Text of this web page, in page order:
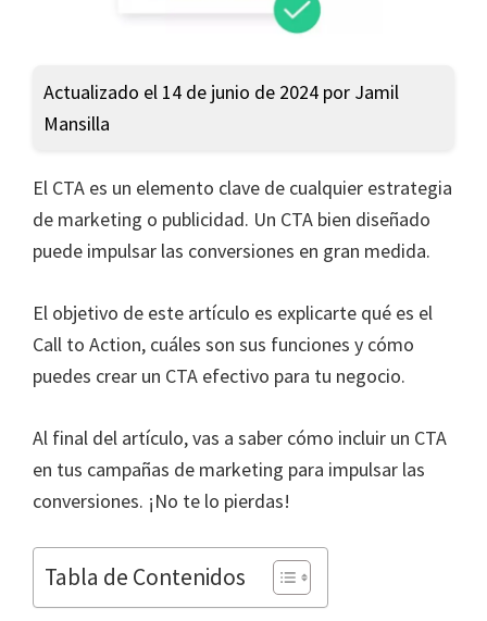
Actualizado el 14 de junio de 2024 por Jamil
Mansilla
El CTA es un elemento clave de cualquier estrategia
de marketing o publicidad. Un CTA bien diseñado
puede impulsar las conversiones en gran medida.
El objetivo de este artículo es explicarte qué es el
Call to Action, cuáles son sus funciones y cómo
puedes crear un CTA efectivo para tu negocio.
Al final del artículo, vas a saber cómo incluir un CTA
en tus campañas de marketing para impulsar las
conversiones. ¡No te lo pierdas!
Tabla de Contenidos